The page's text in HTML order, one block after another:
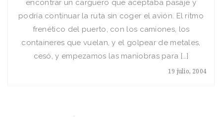
19 julio, 2004
encontrar un carguero que aceptaba pasaje y
podrí­a continuar la ruta sin coger el avión. El ritmo
frenético del puerto, con los camiones, los
containeres que vuelan, y el golpear de metales,
cesó, y empezamos las maniobras para […]